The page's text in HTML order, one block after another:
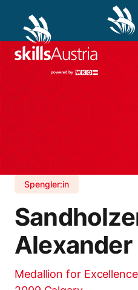
Spengler:in
Alexander
Medallion for